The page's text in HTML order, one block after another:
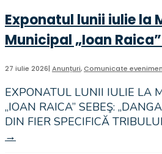
Exponatul lunii iulie la
Municipal „Ioan
27 iulie 2026| Anunțuri,Comunicate
EXPONATUL LUNII IULIE LA
„IOAN RAICA” SEBEŞ:
DIN FIER SPECIFICĂ
→